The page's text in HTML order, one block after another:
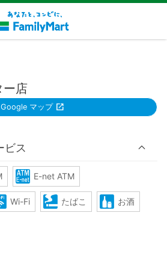
ー店
Google マップ
ビス
E-net ATM
Wi-Fi たばこ お酒